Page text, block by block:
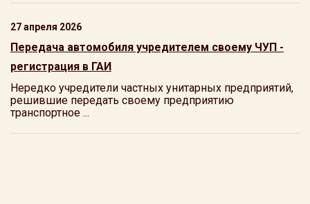
27 апреля 2026
Передача автомобиля учредителем своему ЧУП -
регистрация в ГАИ
Нередко учредители частных унитарных предприятий,
решившие передать своему предприятию
транспортное ...